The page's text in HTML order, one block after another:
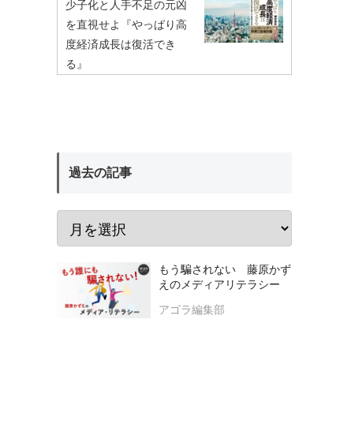
少子化と人手不足の元凶
を直視せよ『やっぱり高
度経済成長は復活でき
る』
過去の記事
もう騙されない 藤原かず
えのメディアリテラシー
アゴラ編集部